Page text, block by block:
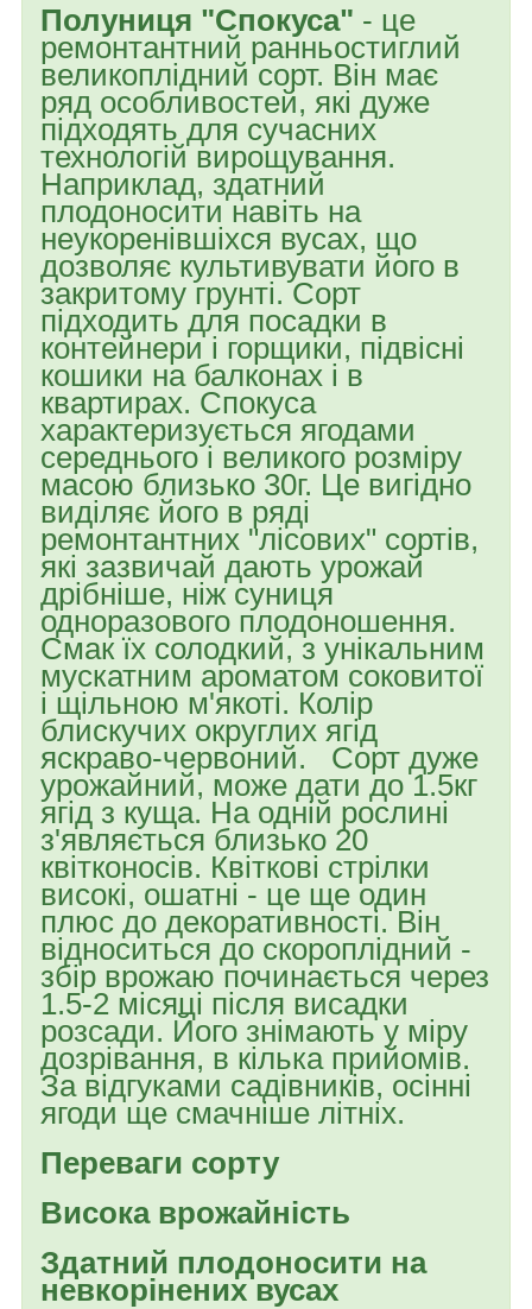
Полуниця "Спокуса" - це
ремонтантний ранньостиглий
великоплідний сорт. Він має
ряд особливостей, які дуже
підходять для сучасних
технологій вирощування.
Наприклад, здатний
плодоносити навіть на
неукоренівшіхся вусах, що
дозволяє культивувати його в
закритому грунті. Сорт
підходить для посадки в
контейнери і горщики, підвісні
кошики на балконах і в
квартирах. Спокуса
характеризується ягодами
середнього і великого розміру
масою близько 30г. Це вигідно
виділяє його в ряді
ремонтантних "лісових" сортів,
які зазвичай дають урожай
дрібніше, ніж суниця
одноразового плодоношення.
Смак їх солодкий, з унікальним
мускатним ароматом соковитої
і щільною м'якоті. Колір
блискучих округлих ягід
яскраво-червоний. Сорт дуже
урожайний, може дати до 1.5кг
ягід з куща. На одній рослині
з'являється близько 20
квітконосів. Квіткові стрілки
високі, ошатні - це ще один
плюс до декоративності. Він
відноситься до скороплідний -
збір врожаю починається через
1.5-2 місяці після висадки
розсади. Його знімають у міру
дозрівання, в кілька прийомів.
За відгуками садівників, осінні
ягоди ще смачніше літніх.
Переваги сорту
Висока врожайність
Здатний плодоносити на
невкорінених вусах